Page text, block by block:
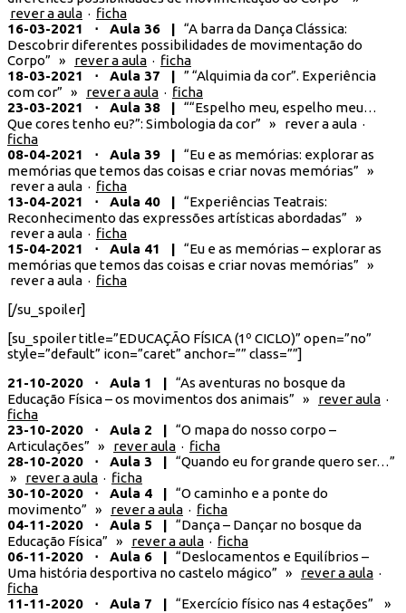
rever a aula · ficha
16-03-2021 ⋅ Aula 36 | “A barra da Dança Clássica:
Descobrir diferentes possibilidades de movimentação do
Corpo” » rever a aula · ficha
18-03-2021 ⋅ Aula 37 | ” “Alquimia da cor”. Experiência
com cor” » rever a aula · ficha
23-03-2021 ⋅ Aula 38 | ““Espelho meu, espelho meu…
Que cores tenho eu?”: Simbologia da cor” » rever a aula ·
ficha
08-04-2021 ⋅ Aula 39 | “Eu e as memórias: explorar as
memórias que temos das coisas e criar novas memórias” »
rever a aula · ficha
13-04-2021 ⋅ Aula 40 | “Experiências Teatrais:
Reconhecimento das expressões artísticas abordadas” »
rever a aula · ficha
15-04-2021 ⋅ Aula 41 | “Eu e as memórias – explorar as
memórias que temos das coisas e criar novas memórias” »
rever a aula · ficha
[/su_spoiler]
[su_spoiler title=”EDUCAÇÃO FÍSICA (1º CICLO)” open=”no”
style=”default” icon=”caret” anchor=”” class=””]
21-10-2020 ⋅ Aula 1 | “As aventuras no bosque da
Educação Física – os movimentos dos animais” » rever aula ·
ficha
23-10-2020 ⋅ Aula 2 | “O mapa do nosso corpo –
Articulações” » rever aula · ficha
28-10-2020 ⋅ Aula 3 | “Quando eu for grande quero ser…”
» rever a aula · ficha
30-10-2020 ⋅ Aula 4 | “O caminho e a ponte do
movimento” » rever a aula · ficha
04-11-2020 ⋅ Aula 5 | “Dança – Dançar no bosque da
Educação Física” » rever a aula · ficha
06-11-2020 ⋅ Aula 6 | “Deslocamentos e Equilíbrios –
Uma história desportiva no castelo mágico” » rever a aula ·
ficha
11-11-2020 ⋅ Aula 7 | “Exercício físico nas 4 estações” »